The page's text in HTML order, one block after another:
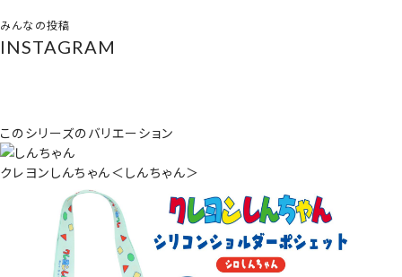
みんなの投稿
INSTAGRAM
このシリーズのバリエーション
クレヨンしんちゃん＜しんちゃん＞